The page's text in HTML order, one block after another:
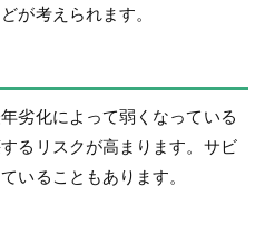
が考えられます。
劣化によって弱くなっている
るリスクが高まります。サビ
いることもあります。